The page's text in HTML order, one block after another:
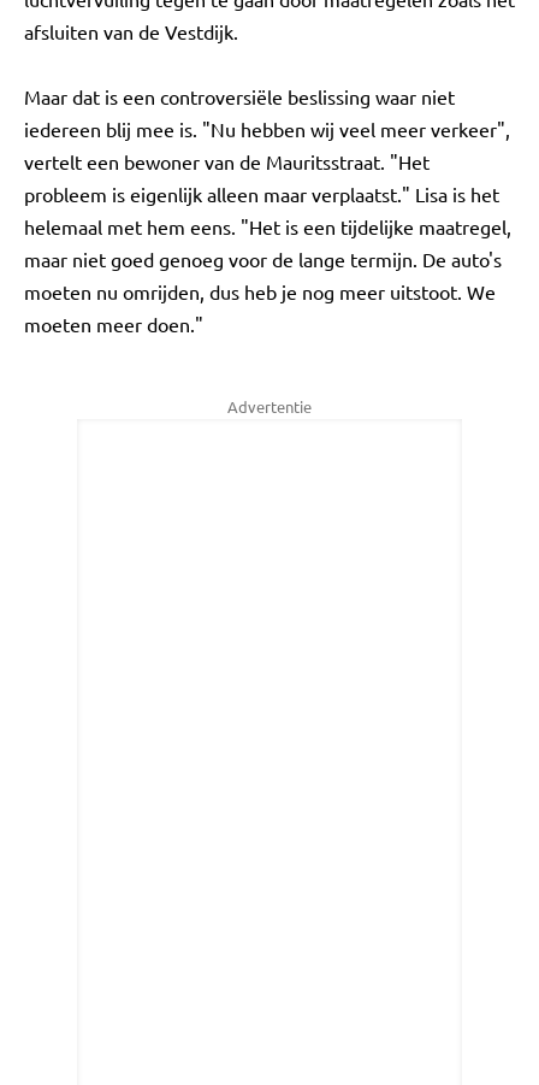
afsluiten van de Vestdijk.
Maar dat is een controversiële beslissing waar niet
iedereen blij mee is. "Nu hebben wij veel meer verkeer",
vertelt een bewoner van de Mauritsstraat. "Het
probleem is eigenlijk alleen maar verplaatst." Lisa is het
helemaal met hem eens. "Het is een tijdelijke maatregel,
maar niet goed genoeg voor de lange termijn. De auto's
moeten nu omrijden, dus heb je nog meer uitstoot. We
moeten meer doen."
Advertentie